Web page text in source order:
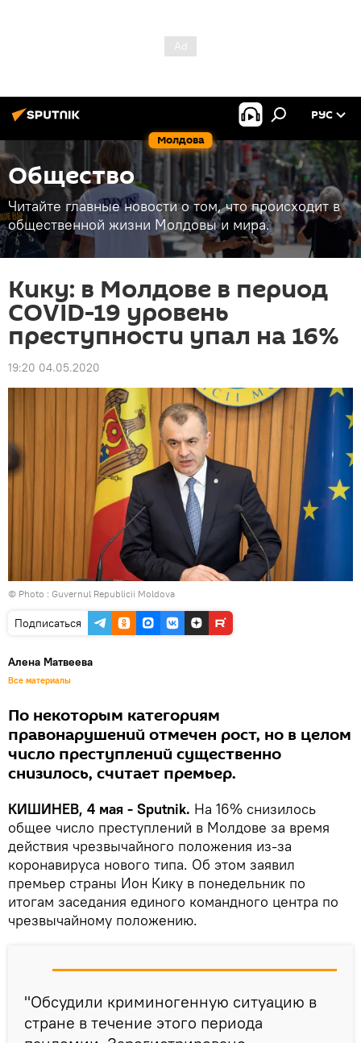
Молдова
РУС
Общество
Читайте главные новости о том, что происходит в
общественной жизни Молдовы и мира.
Кику: в Молдове в период
COVID-19 уровень
преступности упал на 16%
19:20 04.05.2020
© Photo : Guvernul Republicii Moldova
Подписаться
Алена Матвеева
Все материалы
По некоторым категориям
правонарушений отмечен рост, но в целом
число преступлений существенно
снизилось, считает премьер.
КИШИНЕВ, 4 мая - Sputnik. На 16% снизилось
общее число преступлений в Молдове за время
действия чрезвычайного положения из-за
коронавируса нового типа. Об этом заявил
премьер страны Ион Кику в понедельник по
итогам заседания единого командного центра по
чрезвычайному положению.
"Обсудили криминогенную ситуацию в
стране в течение этого периода